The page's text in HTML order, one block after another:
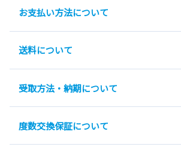
お支払い方法について
送料について
受取方法・納期について
度数交換保証について